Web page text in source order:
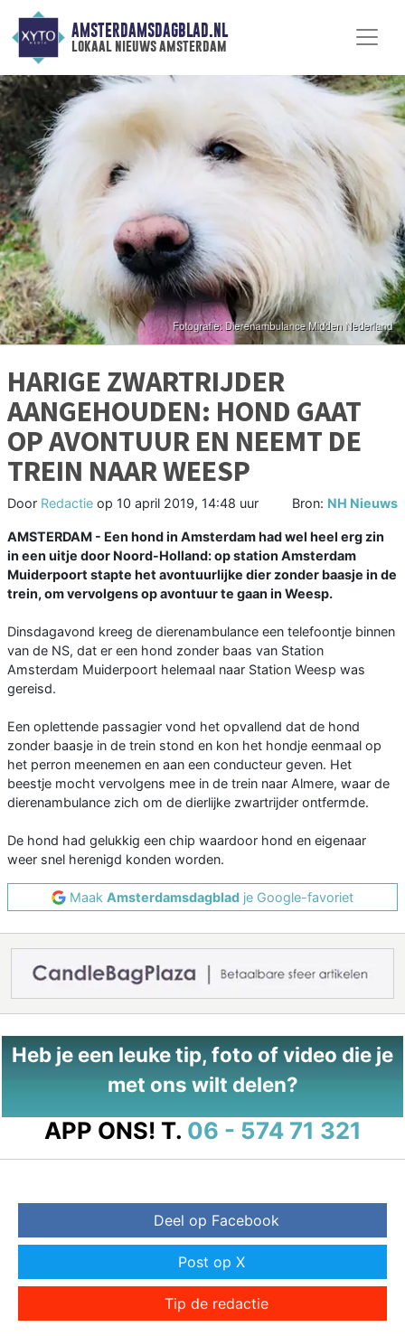
AMSTERDAMSDAGBLAD.NL
lokaal nieuws amsterdam
HARIGE ZWARTRIJDER
AANGEHOUDEN: HOND GAAT
OP AVONTUUR EN NEEMT DE
TREIN NAAR WEESP
Door Redactie op 10 april 2019, 14:48 uur Bron: NH Nieuws
AMSTERDAM - Een hond in Amsterdam had wel heel erg zin
in een uitje door Noord-Holland: op station Amsterdam
Muiderpoort stapte het avontuurlijke dier zonder baasje in de
trein, om vervolgens op avontuur te gaan in Weesp.
Dinsdagavond kreeg de dierenambulance een telefoontje binnen
van de NS, dat er een hond zonder baas van Station
Amsterdam Muiderpoort helemaal naar Station Weesp was
gereisd.
Een oplettende passagier vond het opvallend dat de hond
zonder baasje in de trein stond en kon het hondje eenmaal op
het perron meenemen en aan een conducteur geven. Het
beestje mocht vervolgens mee in de trein naar Almere, waar de
dierenambulance zich om de dierlijke zwartrijder ontfermde.
De hond had gelukkig een chip waardoor hond en eigenaar
weer snel herenigd konden worden.
Maak Amsterdamsdagblad je Google-favoriet
Heb je een leuke tip, foto of video die je
met ons wilt delen?
APP ONS! T. 06 - 574 71 321
Deel op Facebook
Post op X
Tip de redactie